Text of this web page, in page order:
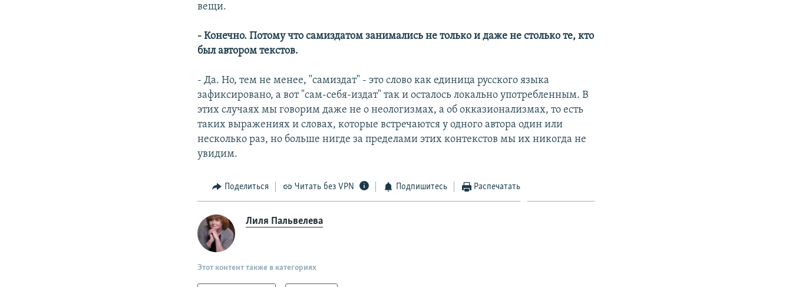
вещи.
- Конечно. Потому что самиздатом занимались не только и даже не столько те, кто
был автором текстов.
- Да. Но, тем не менее, "самиздат" - это слово как единица русского языка
зафиксировано, а вот "сам-себя-издат" так и осталось локально употребленным. В
этих случаях мы говорим даже не о неологизмах, а об окказионализмах, то есть
таких выражениях и словах, которые встречаются у одного автора один или
несколько раз, но больше нигде за пределами этих контекстов мы их никогда не
увидим.
Поделиться Читать без VPN Подпишитесь Распечатать
Лиля Пальвелева
Этот контент также в категориях